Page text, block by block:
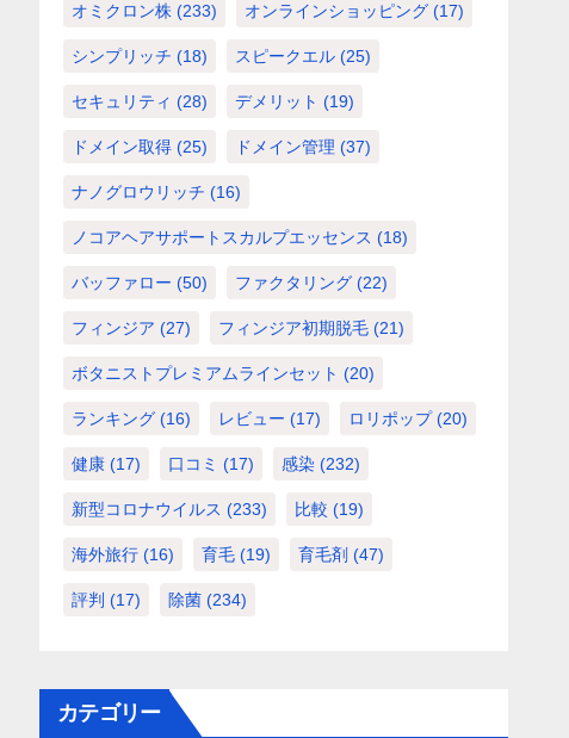
オミクロン株 (233) オンラインショッピング (17)
シンプリッチ (18) スピークエル (25)
セキュリティ (28) デメリット (19)
ドメイン取得 (25) ドメイン管理 (37)
ナノグロウリッチ (16)
ノコアヘアサポートスカルプエッセンス (18)
バッファロー (50) ファクタリング (22)
フィンジア (27) フィンジア初期脱毛 (21)
ボタニストプレミアムラインセット (20)
ランキング (16) レビュー (17) ロリポップ(20)
健康 (17) 口コミ (17) 感染 (232)
新型コロナウイルス (233) 比較 (19)
海外旅行 (16) 育毛 (19) 育毛剤 (47)
評判 (17) 除菌 (234)
カテゴリー